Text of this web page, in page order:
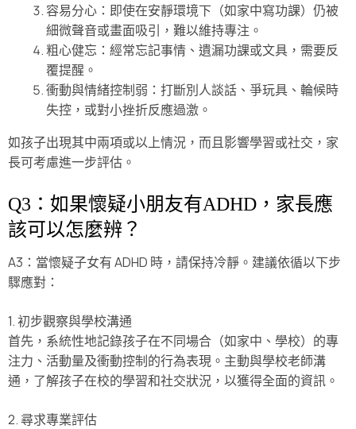
容易分心：即使在安靜環境下（如家中寫功課）仍被
細微聲音或畫面吸引，難以維持專注。
粗心健忘：經常忘記事情、遺漏功課或文具，需要反
覆提醒。
衝動與情緒控制弱：打斷別人談話、爭玩具、輪候時
失控，或對小挫折反應過激。
如孩子出現其中兩項或以上情況，而且影響學習或社交，家
長可考慮進一步評估。
Q3：如果懷疑小朋友有ADHD，家長應
該可以怎麼辨？
A3：當懷疑子女有 ADHD 時，請保持冷靜。建議依循以下步
驟應對：
1. 初步觀察與學校溝通
首先，系統性地記錄孩子在不同場合（如家中、學校）的專
注力、活動量及衝動控制的行為表現。主動與學校老師溝
通，了解孩子在校的學習和社交狀況，以獲得全面的資訊。
2. 尋求專業評估